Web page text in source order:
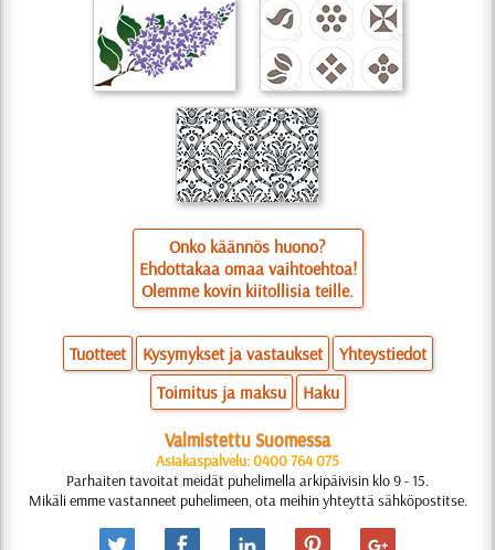
Onko käännös huono?
Ehdottakaa omaa vaihtoehtoa!
Olemme kovin kiitollisia teille.
Tuotteet Kysymykset ja vastaukset
Yhteystiedot
Toimitus ja maksu
Haku
Valmistettu Suomessa
Asiakaspalvelu: 0400 764 075
Parhaiten tavoitat meidät puhelimella arkipäivisin klo 9 - 15.
Mikäli emme vastanneet puhelimeen, ota meihin yhteyttä sähköpostitse.